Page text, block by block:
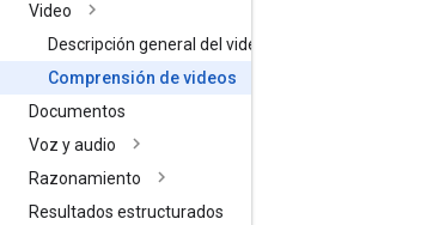
Video
Descripción general del video
Comprensión de videos
Documentos
Voz y audio
Razonamiento
Resultados estructurados